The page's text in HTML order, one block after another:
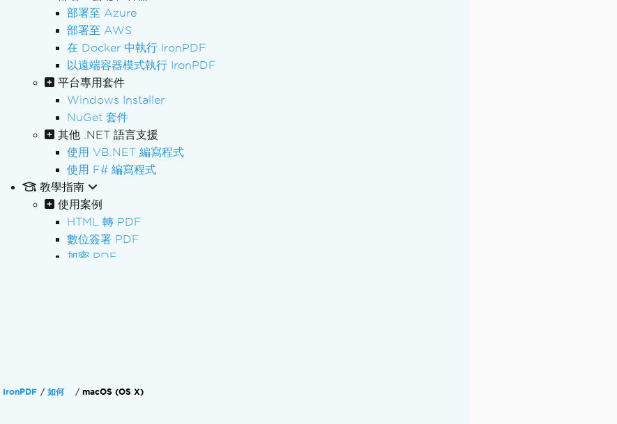
部署至 Azure
部署至 AWS
在 Docker 中執行 IronPDF
以遠端容器模式執行 IronPDF
平台專用套件
Windows Installer
NuGet 套件
其他 .NET 語言支援
使用 VB.NET 編寫程式
使用 F# 編寫程式
教學指南
使用案例
HTML 轉 PDF
數位簽署 PDF
加密 PDF
PDF 可存取性 (PDF/UA)
IronPDF 如何 macOS (OS X)